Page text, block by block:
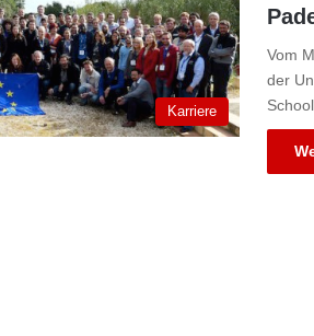
Karriere
Vom
der